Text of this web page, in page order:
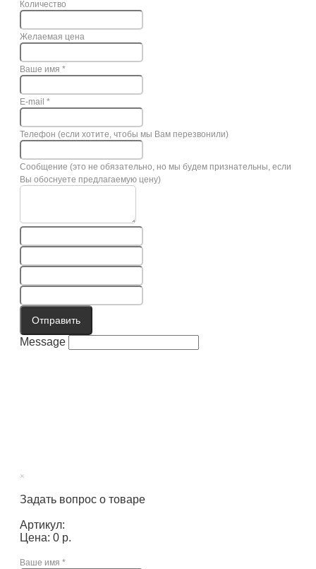
Количество
Желаемая цена
Ваше имя *
E-mail *
Телефон (если хотите, чтобы мы Вам перезвонили)
Сообщение (это не обязательно, но мы будем признательны, если
Вы обоснуете предлагаемую цену)
Отправить
Message
×
Задать вопрос о товаре
Артикул:
Цена: 0 р.
Ваше имя *